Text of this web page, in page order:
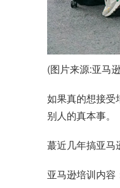
(图片来源:亚马
如果真的想接受
别人的真本事。
蕞近几年搞亚马
亚马逊培训内容